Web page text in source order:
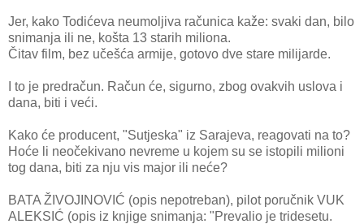
Jer, kako Todićeva neumoljiva računica kaže: svaki dan, bilo
snimanja ili ne, košta 13 starih miliona.
Čitav film, bez učešća armije, gotovo dve stare milijarde.
I to je predračun. Račun će, sigurno, zbog ovakvih uslova i
dana, biti i veći.
Kako će producent, "Sutjeska" iz Sarajeva, reagovati na to?
Hoće li neočekivano nevreme u kojem su se istopili milioni
tog dana, biti za nju vis major ili neće?
BATA ŽIVOJINOVIĆ (opis nepotreban), pilot poručnik VUK
ALEKSIĆ (opis iz knjige snimanja: "Prevalio je tridesetu.